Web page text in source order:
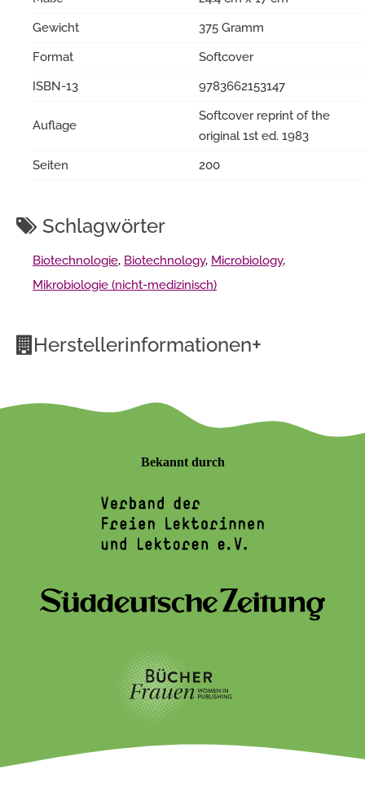
Gewicht
375 Gramm
Format
Softcover
ISBN-13
9783662153147
Auflage
Softcover reprint of the
original 1st ed. 1983
Seiten
200
Schlagwörter
Biotechnologie, Biotechnology, Microbiology,
Mikrobiologie (nicht-medizinisch)
Herstellerinformationen+
Bekannt durch